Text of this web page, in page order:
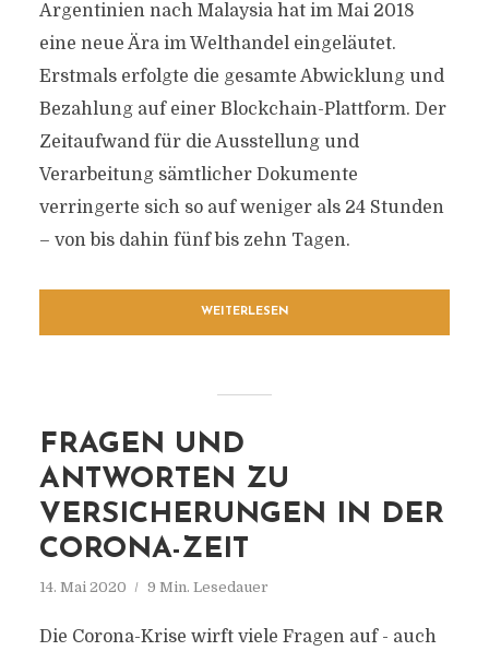
Argentinien nach Malaysia hat im Mai 2018
eine neue Ära im Welthandel eingeläutet.
Erstmals erfolgte die gesamte Abwicklung und
Bezahlung auf einer Blockchain-Plattform. Der
Zeitaufwand für die Ausstellung und
Verarbeitung sämtlicher Dokumente
verringerte sich so auf weniger als 24 Stunden
– von bis dahin fünf bis zehn Tagen.
WEITERLESEN
FRAGEN UND
ANTWORTEN ZU
VERSICHERUNGEN IN DER
CORONA-ZEIT
14. Mai 2020 9 Min. Lesedauer
Die Corona-Krise wirft viele Fragen auf - auch